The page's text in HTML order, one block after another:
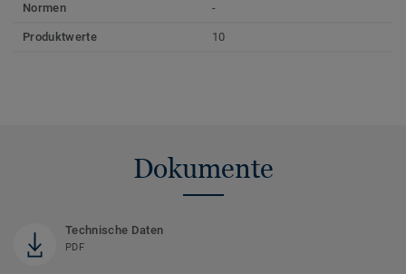
Normen
-
Produktwerte 10
Dokumente
Technische Daten
PDF